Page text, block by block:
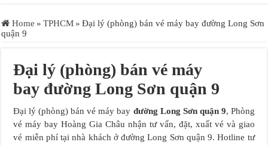
Home » TPHCM » Đại lý (phòng) bán vé máy bay đường Long Sơn
quận 9
Đại lý (phòng) bán vé máy
bay đường Long Sơn quận 9
Đại lý (phòng) bán vé máy bay đường Long Sơn quận 9, Phòng
vé máy bay Hoàng Gia Châu nhận tư vấn, đặt, xuất vé và giao
vé miễn phí tại nhà khách ở đường Long Sơn quận 9. Hotline tư